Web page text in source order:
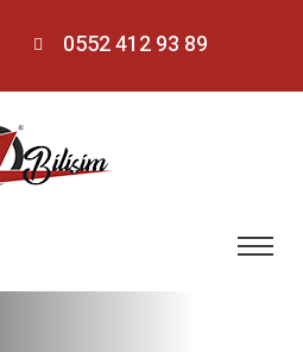
0552 412 93 89